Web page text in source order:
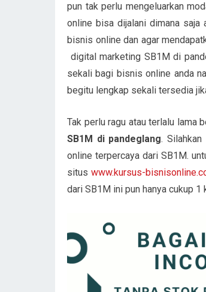
pun tak perlu mengeluarkan
online bisa dijalani dimana saja
bisnis online dan agar
digital marketing SB1M di
sekali bagi bisnis online anda
begitu lengkap sekali tersedia
Tak perlu ragu atau terlalu lama
SB1M di pandeglang.
online terpercaya dari SB1M.
situswww.kursus-
dari SB1M ini pun hanya cukup